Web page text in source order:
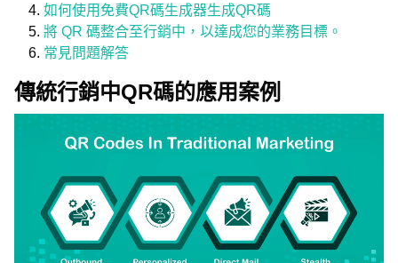
如何使用免費QR碼生成器生成QR碼
將 QR 碼整合至行銷中，以達成您的業務目標。
常見問題解答
傳統行銷中QR碼的應用案例